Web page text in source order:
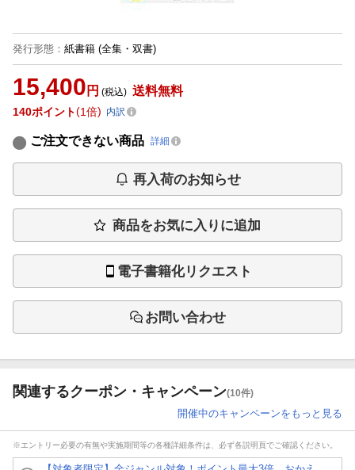
発行形態 ： 紙書籍 (全集・双書)
15,400 円 (税込) 送料無料
140ポイント 1倍 内訳
ご注文できない商品 詳細
再入荷のお知らせ
商品をお気に入りに追加
電子書籍化リクエスト
お問い合わせ
関連するクーポン・キャンペーン(10件)
開催中のキャンペーンをもっと見る
※エントリー必要の有無や実施期間等の各種詳細条件は、必ず各説明頁でご確認ください。